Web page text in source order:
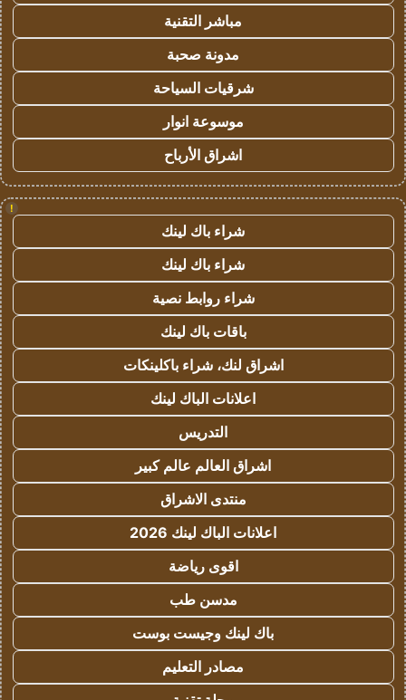
مباشر التقنية
مدونة صحبة
شرقيات السياحة
موسوعة انوار
اشراق الأرباح
!
شراء باك لينك
شراء باك لينك
شراء روابط نصية
باقات باك لينك
اشراق لنك، شراء باكلينكات
اعلانات الباك لينك
التدريس
اشراق العالم عالم كبير
منتدى الاشراق
اعلانات الباك لينك 2026
اقوى رياضة
مدسن طب
باك لينك وجيست بوست
مصادر التعليم